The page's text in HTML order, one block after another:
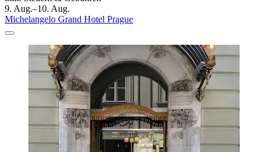
9. Aug.–10. Aug.
Michelangelo Grand Hotel Prague